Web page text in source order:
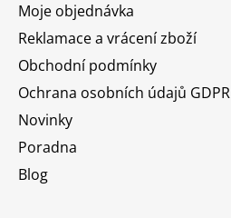
Moje objednávka
Reklamace a vrácení zboží
Obchodní podmínky
Ochrana osobních údajů GDPR
Novinky
Poradna
Blog